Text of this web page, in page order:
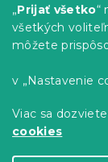
„Prijať všetko“
všetkých
môžete
v „Nastavenie
Viac sa
cookies
Letná
Skladom(>10